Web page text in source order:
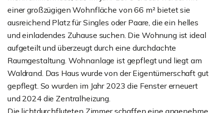
einer großzügigen Wohnfläche von 66 m² bietet sie
ausreichend Platz für Singles oder Paare, die ein helles
und einladendes Zuhause suchen. Die Wohnung ist ideal
aufgeteilt und überzeugt durch eine durchdachte
Raumgestaltung. Wohnanlage ist gepflegt und liegt am
Waldrand. Das Haus wurde von der Eigentümerschaft gut
gepflegt. So wurden im Jahr 2023 die Fenster erneuert
und 2024 die Zentralheizung.
Die lichtdurchfluteten Zimmer schaffen eine angenehme